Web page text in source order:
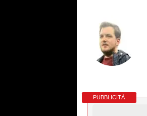
PUBBLICITÀ